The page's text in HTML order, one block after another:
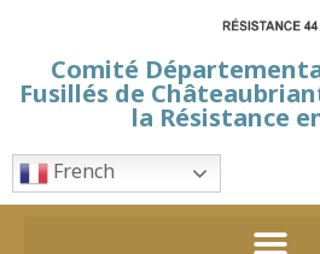
Comité
Fusillés de
la Résistance
French